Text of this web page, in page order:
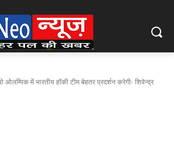
ओलम्पिक में भारतीय हॉकी टीम बेहतर प्रदर्शन करेगीः शिवेन्द्र